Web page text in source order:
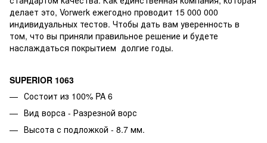
делает это, Vorwerk ежегодно проводит 15 000 000
индивидуальных тестов. Чтобы дать вам уверенность в
том, что вы приняли правильное решение и будете
наслаждаться покрытием долгие годы.
SUPERIOR 1063
Состоит из 100% PA 6
Вид ворса - Разрезной ворс
Высота с подложкой - 8.7 мм.